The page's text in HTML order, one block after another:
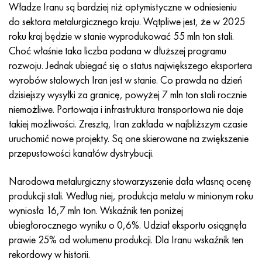
Władze Iranu są bardziej niż optymistyczne w odniesieniu
do sektora metalurgicznego kraju. Wątpliwe jest, że w 2025
roku kraj będzie w stanie wyprodukować 55 mln ton stali.
Choć właśnie taka liczba podana w dłuższej programu
rozwoju. Jednak ubiegać się o status największego eksportera
wyrobów stalowych Iran jest w stanie. Co prawda na dzień
dzisiejszy wysyłki za granicę, powyżej 7 mln ton stali rocznie
niemożliwe. Portowaja i infrastruktura transportowa nie daje
takiej możliwości. Zresztą, Iran zakłada w najbliższym czasie
uruchomić nowe projekty. Są one skierowane na zwiększenie
przepustowości kanałów dystrybucji.
Narodowa metalurgiczny stowarzyszenie dała własną ocenę
produkcji stali. Według niej, produkcja metalu w minionym roku
wyniosła 16,7 mln ton. Wskaźnik ten poniżej
ubiegłorocznego wyniku o 0,6%. Udział eksportu osiągnęła
prawie 25% od wolumenu produkcji. Dla Iranu wskaźnik ten
rekordowy w historii.
Incotherm
Incotest
Jette M152
Kobalt 6B
marowanie 250
Rene 41
Marażowanie 300
Marażowanie 350
MP35N
47nd
47НХР
49KF
49K2F, 49K2FA-VI
Stop 50N
Stop 50NP
50NHS
Stop 52N
52K12F
HN62VMYUT
HN62MVKYU
HN63MB
XN65VM
HN65VMTYU
KhN67MVTYu
KhN68VKTYU
KhN68VMTYUK-vd
HN70VMTYU
WT-35
PT-1M
PT-3V
PT-7M
2B
SPT-2 sv
AT3
3M
TL3
1.4466 - AISI 310MoLn
Stop Al6xn
15-7Ph® - 1.4532
PH 13-8 Mo - 1,4534
1.4542 - 17-4Ph®
Custom 455® - 1.4543 - uns 45500
1.4545 - 15-5Ph®
1.4548 - 17-4Ph®
1.4550 - AISI 347
10X17H13M3T
10X18N18Yu4D
11X11N2V2MF
12X18H9T
13H11N2V2MF
15x11mf
15х12vnmf
15Х12Н2MVFAB
15X16K5N2MVFAB
2,0872, CuNi10Fe1Mn, Cw352h
Silikonowy brąz aluminiowy
CW301G, C64200
brąz krzemowy
C65500, CuAl11Fe3
C65620, CuSi3Fe2Zn3
C65100, CuSi1,5
Brąz cynowo-ołowiowy
c92200, CuSn6Zn4Pb2
Czerwony mosiądz
C84400, CuSn2ZnPb
C83600, CuSn5ZnPb
45G2, 45g2, AISI 1144
Stal konstrukcyjna stopowa
10g2, 10g2, AISI 1513
12X2H4A, 15NiCr13, 1.5752
AC14, 11SMnPb30
20G, 20min5
20XH3A, AISI 4320, 20hn3a
20HM, 24CrMo5, 20hm
25KhGM, 20CrMo5, 1.7264
Р6М5, 1.3343, hs6-5-2, sw7m
Р6М5К5, 1.3243, hs6-5-2-5
R6M5F3, 1.3344, hs6-5-3
Р9М4К8,1.3207
R12F3, 1.3318, sw12
P18, 1.3355, hs18-0-1, sw18
Stal węglowa
У10,1.1645, C105W1
11G12, 110G13L, X120Mn12